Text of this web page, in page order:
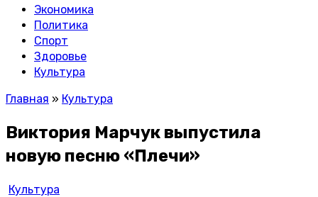
Экономика
Политика
Спорт
Здоровье
Культура
Главная » Культура
Виктория Марчук выпустила
новую песню «Плечи»
Культура